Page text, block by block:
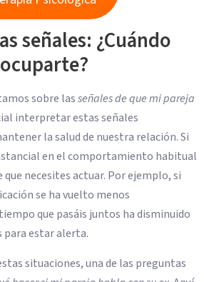
señales: ¿Cuándo
sobre lasseñales de que mi pareja
interpretar estas señales
la salud de nuestra relación. Si
en el comportamiento habitual
necesites actuar. Por ejemplo, si
se ha vuelto menos
que pasáis juntos ha disminuido
para estar alerta.
situaciones, una de las preguntas